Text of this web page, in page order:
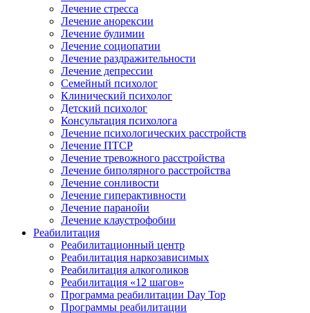
Лечение стресса
Лечение анорексии
Лечение булимии
Лечение социопатии
Лечение раздражительности
Лечение депрессии
Семейный психолог
Клинический психолог
Детский психолог
Консультация психолога
Лечение психологических расстройств
Лечение ПТСР
Лечение тревожного расстройства
Лечение биполярного расстройства
Лечение сонливости
Лечение гиперактивности
Лечение паранойи
Лечение клаустрофобии
Реабилитация
Реабилитационный центр
Реабилитация наркозависимых
Реабилитация алкоголиков
Реабилитация «12 шагов»
Программа реабилитации Day Top
Программы реабилитации